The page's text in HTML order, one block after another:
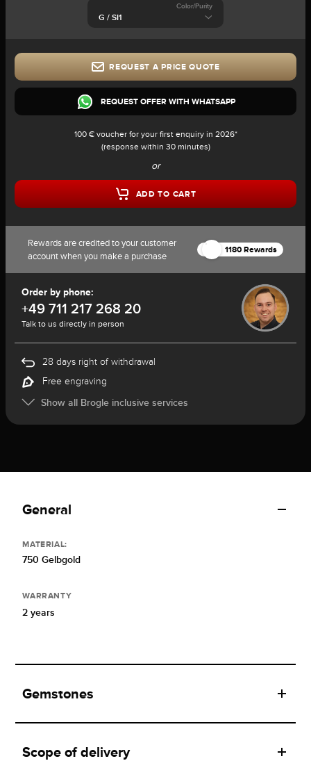
Color/Purity
REQUEST A PRICE QUOTE
REQUEST OFFER WITH WHATSAPP
100 € voucher for your first enquiry in 2026*
(response within 30 minutes)
or
ADD TO CART
Rewards are credited to your customer
account when you make a purchase
1180 Rewards
Order by phone:
+49 711 217 268 20
Talk to us directly in person
28 days right of withdrawal
Free engraving
Show all Brogle inclusive services
General
MATERIAL:
750 Gelbgold
WARRANTY
2 years
Gemstones
Scope of delivery